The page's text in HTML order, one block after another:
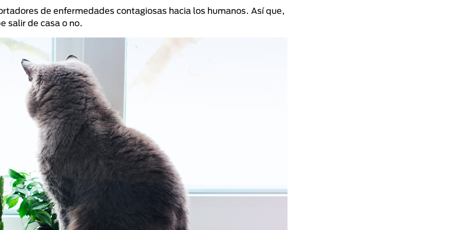
de enfermedades contagiosas hacia los humanos. Así que,
salir de casa o no.